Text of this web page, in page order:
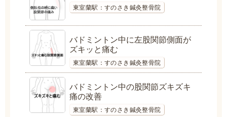
東室蘭駅：すのさき鍼灸整骨院
バドミントン中に左股関節側面が
ズキッと痛む
東室蘭駅：すのさき鍼灸整骨院
バドミントン中の股関節ズキズキ
痛の改善
東室蘭駅：すのさき鍼灸整骨院